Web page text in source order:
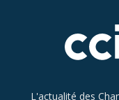
L'actualité des